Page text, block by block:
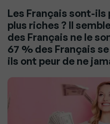
Les Français sont-
plus riches ? Il
des Français ne le
67 % des Français
ils ont peur de ne